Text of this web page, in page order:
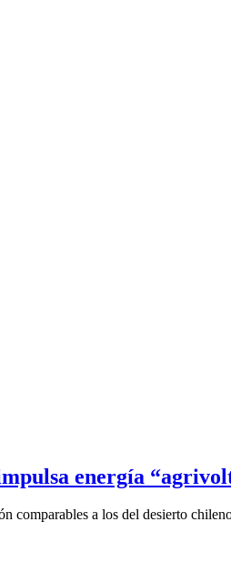
energía
comparables a los del desierto